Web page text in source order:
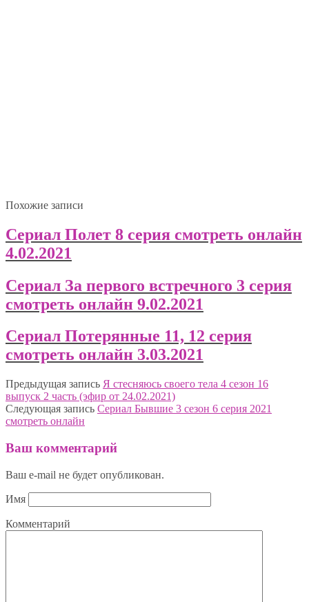
Похожие записи
Сериал Полет 8 серия смотреть онлайн
4.02.2021
Сериал За первого встречного 3 серия
смотреть онлайн 9.02.2021
Сериал Потерянные 11, 12 серия
смотреть онлайн 3.03.2021
Предыдущая запись Я стесняюсь своего тела 4 сезон 16
выпуск 2 часть (эфир от 24.02.2021)
Следующая запись Сериал Бывшие 3 сезон 6 серия 2021
смотреть онлайн
Ваш комментарий
Ваш e-mail не будет опубликован.
Имя
Комментарий